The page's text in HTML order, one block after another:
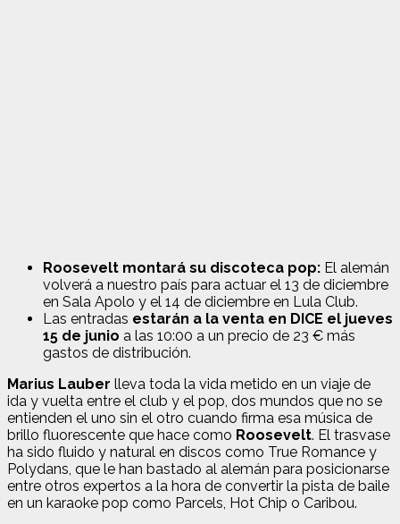
Roosevelt montará su discoteca pop: El alemán
volverá a nuestro país para actuar el 13 de diciembre
en Sala Apolo y el 14 de diciembre en Lula Club.
Las entradas estarán a la venta en DICE el jueves
15 de junio a las 10:00 a un precio de 23 € más
gastos de distribución.
Marius Lauber lleva toda la vida metido en un viaje de
ida y vuelta entre el club y el pop, dos mundos que no se
entienden el uno sin el otro cuando firma esa música de
brillo fluorescente que hace como Roosevelt. El trasvase
ha sido fluido y natural en discos como True Romance y
Polydans, que le han bastado al alemán para posicionarse
entre otros expertos a la hora de convertir la pista de baile
en un karaoke pop como Parcels, Hot Chip o Caribou.